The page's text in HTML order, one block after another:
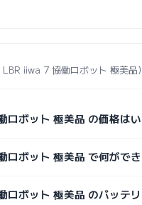
LBR iiwa 7 協働ロボット 極美品
ロボット 極美品 の価格は
ロボット 極美品 で何がで
ロボット 極美品 のバッテ